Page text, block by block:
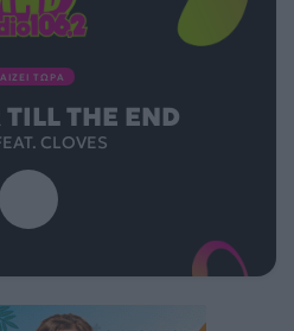
ΤΩΡΑ
TILL THE END
CLOVES